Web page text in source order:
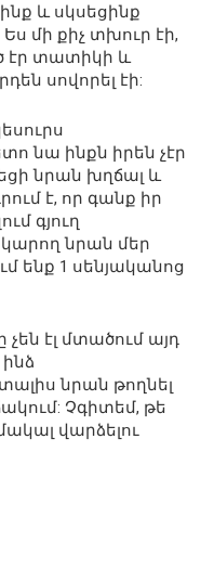
և սկսեցինք
մի քիչ տխուր էի,
էր տատիկի և
սովորել էի:
նա ինքն իրեն չէր
նրան խղճալ և
է, որ գանք իր
գյուղ
կարող նրան մեր
ենք 1 սենյականոց
չեն էլ մտածում այդ
նրան թողնել
Չգիտեմ, թե
վարձելու